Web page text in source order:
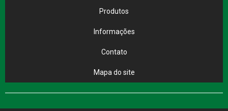
Produtos
Informações
Contato
Mapa do site